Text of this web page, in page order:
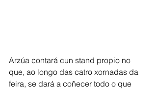
Arzúa contará cun stand propio no
que, ao longo das catro xornadas da
feira, se dará a coñecer todo o que